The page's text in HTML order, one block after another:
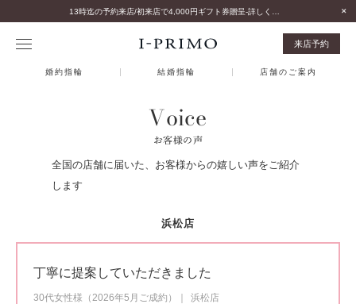
来店予約
婚約指輪 結婚指輪 店舗のご案内
Voice
お客様の声
全国の店舗に届いた、お客様からの嬉しい声をご紹介
します
浜松店
丁寧に提案していただきました
30代女性様（2026年5月ご成約）
浜松店